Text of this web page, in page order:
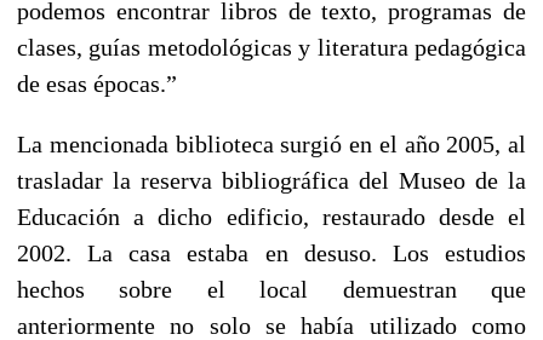
podemos encontrar libros de texto, programas de
clases, guías metodológicas y literatura pedagógica
de esas épocas.”
La mencionada biblioteca surgió en el año 2005, al
trasladar la reserva bibliográfica del Museo de la
Educación a dicho edificio, restaurado desde el
2002. La casa estaba en desuso. Los estudios
hechos sobre el local demuestran que
anteriormente no solo se había utilizado como